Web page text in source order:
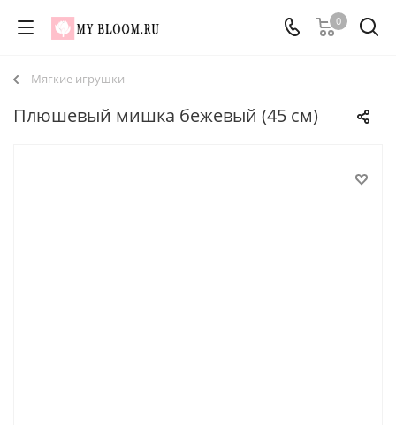
0
Мягкие игрушки
Плюшевый мишка бежевый (45 см)